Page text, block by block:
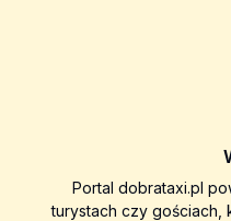
Portal dobrataxi.pl
turystach czy gościach,